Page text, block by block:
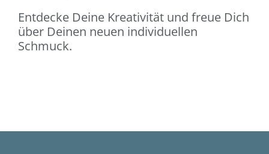
Entdecke Deine Kreativität und freue Dich
über Deinen neuen individuellen
Schmuck.